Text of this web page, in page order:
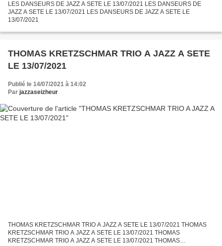
LES DANSEURS DE JAZZ A SETE LE 13/07/2021 LES DANSEURS DE
JAZZ A SETE LE 13/07/2021 LES DANSEURS DE JAZZ A SETE LE
13/07/2021
THOMAS KRETZSCHMAR TRIO A JAZZ A SETE
LE 13/07/2021
Publié le 14/07/2021 à 14:02
Par jazzaseizheur
THOMAS KRETZSCHMAR TRIO A JAZZ A SETE LE 13/07/2021 THOMAS
KRETZSCHMAR TRIO A JAZZ A SETE LE 13/07/2021 THOMAS
KRETZSCHMAR TRIO A JAZZ A SETE LE 13/07/2021 THOMAS